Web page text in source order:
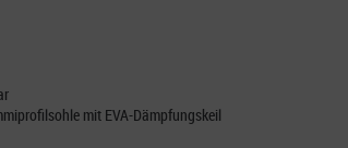
mit EVA-Dämpfungskeil